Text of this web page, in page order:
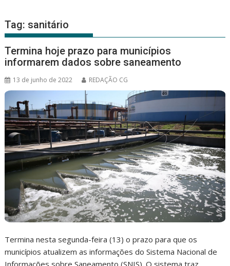
Tag: sanitário
Termina hoje prazo para municípios
informarem dados sobre saneamento
13 de junho de 2022 REDAÇÃO CG
Termina nesta segunda-feira (13) o prazo para que os
municípios atualizem as informações do Sistema Nacional de
Informações sobre Saneamento (SNIS). O sistema traz